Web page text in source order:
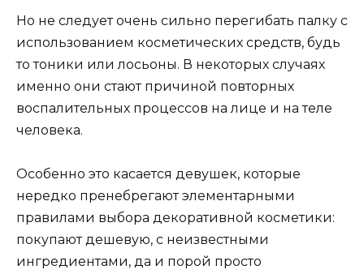
Но не следует очень сильно перегибать палку с
использованием косметических средств, будь
то тоники или лосьоны. В некоторых случаях
именно они стают причиной повторных
воспалительных процессов на лице и на теле
человека.
Особенно это касается девушек, которые
нередко пренебрегают элементарными
правилами выбора декоративной косметики:
покупают дешевую, с неизвестными
ингредиентами, да и порой просто